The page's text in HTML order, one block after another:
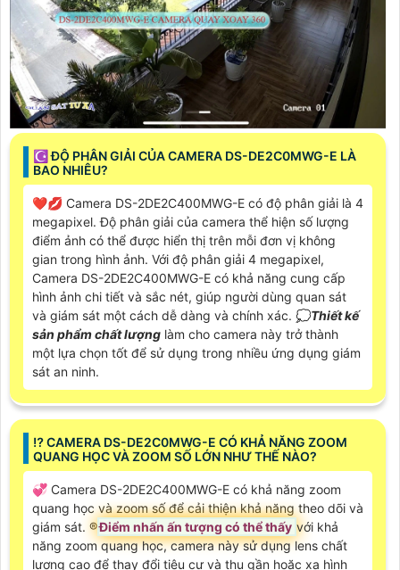
☪ ĐỘ PHÂN GIẢI CỦA CAMERA DS-DE2C0MWG-E LÀ
BAO NHIÊU?
❤️‍💋‍ Camera DS-2DE2C400MWG-E có độ phân giải là 4
megapixel. Độ phân giải của camera thể hiện số lượng
điểm ảnh có thể được hiển thị trên mỗi đơn vị không
gian trong hình ảnh. Với độ phân giải 4 megapixel,
Camera DS-2DE2C400MWG-E có khả năng cung cấp
hình ảnh chi tiết và sắc nét, giúp người dùng quan sát
và giám sát một cách dễ dàng và chính xác. 💭Thiết kế
sản phẩm chất lượng làm cho camera này trở thành
một lựa chọn tốt để sử dụng trong nhiều ứng dụng giám
sát an ninh.
⁉️ CAMERA DS-DE2C0MWG-E CÓ KHẢ NĂNG ZOOM
QUANG HỌC VÀ ZOOM SỐ LỚN NHƯ THẾ NÀO?
💞 Camera DS-2DE2C400MWG-E có khả năng zoom
quang học và zoom số để cải thiện khả năng theo dõi và
giám sát. ®️Điểm nhấn ấn tượng có thể thấy với khả
năng zoom quang học, camera này sử dụng lens chất
lượng cao để thay đổi tiêu cự và thu gần hoặc xa hình